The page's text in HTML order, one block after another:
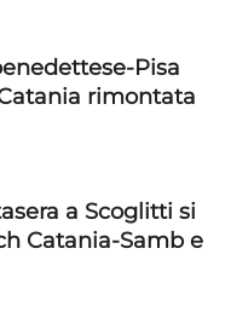
Pisa
rimontata
a Scoglitti si
Catania-Samb e